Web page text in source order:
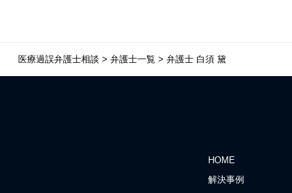
医療過誤弁護士相談 > 弁護士一覧 > 弁護士 白須 黛
HOME
解決事例